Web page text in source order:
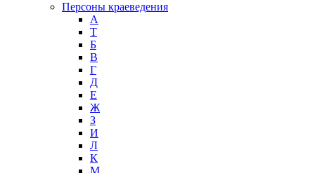
Персоны краеведения
А
T
Б
В
Г
Д
Е
Ж
З
И
Л
К
М